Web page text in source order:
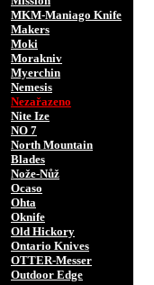
MKM-Maniago Knife
Makers
Moki
Morakniv
Myerchin
Nemesis
Nezařazeno
Nite Ize
NO 7
North Mountain
Blades
Nože-Nůž
Ocaso
Ohta
Oknife
Old Hickory
Ontario Knives
OTTER-Messer
Outdoor Edge